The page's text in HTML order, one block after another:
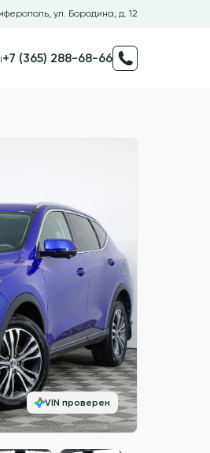
ул. Бородина, д. 12
+7 (365) 288-68-66
VIN проверен